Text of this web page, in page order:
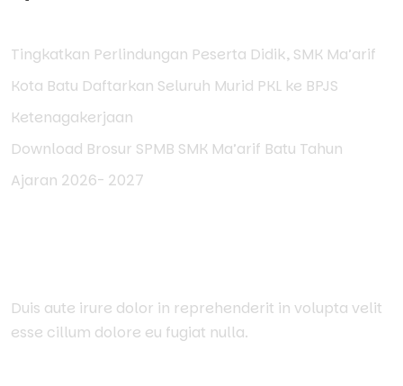
Tingkatkan Perlindungan Peserta Didik, SMK Ma’arif
Kota Batu Daftarkan Seluruh Murid PKL ke BPJS
Ketenagakerjaan
Download Brosur SPMB SMK Ma’arif Batu Tahun
Ajaran 2026- 2027
Duis aute irure dolor in reprehenderit in volupta velit
esse cillum dolore eu fugiat nulla.